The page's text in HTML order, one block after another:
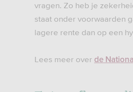
vragen. Zo heb je
staat onder voorwaarden
lagere rente dan op een
Lees meer over de